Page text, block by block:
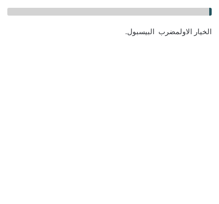
الخيار الاولمضرب البيسبول.